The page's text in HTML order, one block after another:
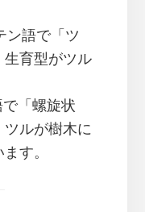
ン語で「ツ
生育型がツル
「螺旋状
ツルが樹木に
す。